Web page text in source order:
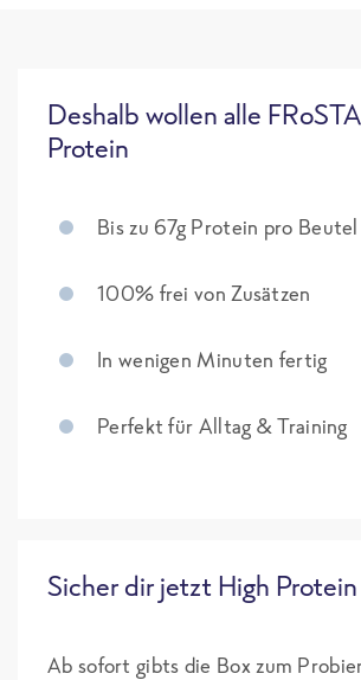
Deshalb wollen alle
Protein
Bis zu 67g Protein pro Beutel
100% frei von Zusätzen
In wenigen Minuten fertig
Perfekt für Alltag & Training
Sicher dir jetzt High Protein
Ab sofort gibts die Box zum